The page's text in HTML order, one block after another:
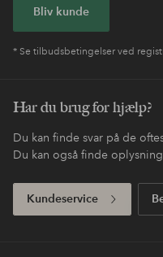
Bliv kunde
* Se tilbudsbetingelser ved
Har du brug for hjælp?
Du kan finde svar på de
Du kan også finde
Kundeservice